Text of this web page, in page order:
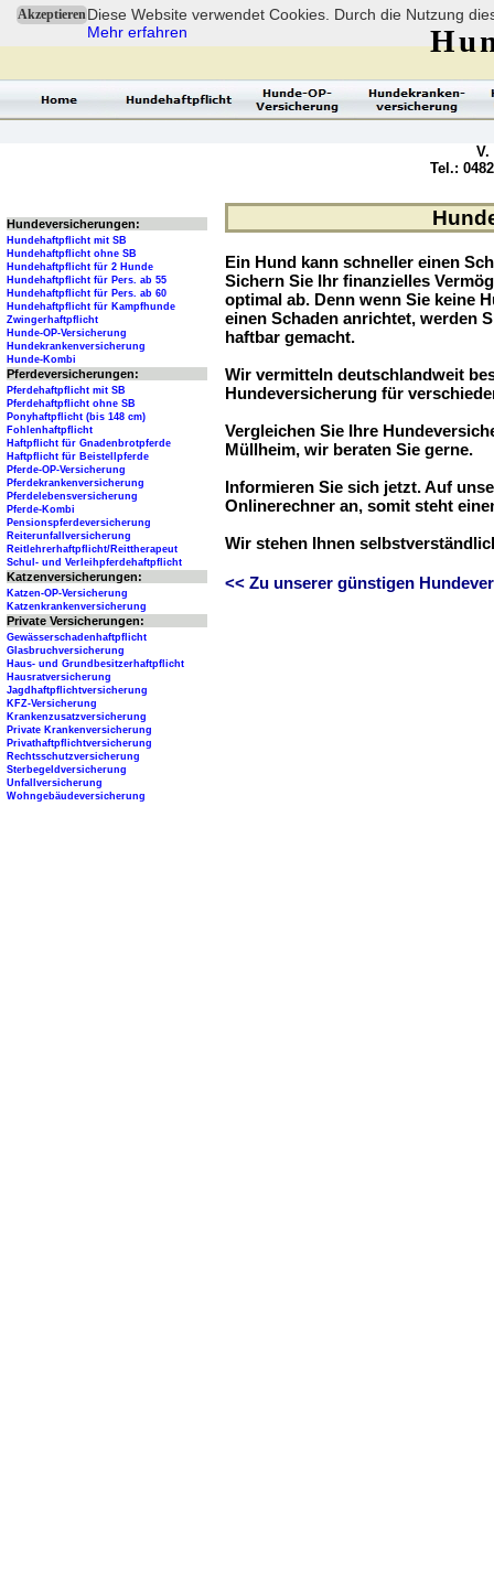
AkzeptierenDiese Website verwendet Cookies. Durch die Nutzung
Mehr erfahren
Ein Hund kann schneller einen
Sichern Sie Ihr finanzielles
optimal ab. Denn wenn Sie keine
einen Schaden anrichtet, werden
haftbar gemacht.
Wir vermitteln deutschlandweit
Hundeversicherung für
Vergleichen Sie Ihre
Müllheim, wir beraten Sie gerne.
Informieren Sie sich jetzt. Auf
Onlinerechner an, somit steht
Wir stehen Ihnen
<< Zu unserer günstigen
V.
Tel.:
Hundeversicherungen:
Hundehaftpflicht mit SB
Hundehaftpflicht ohne SB
Hundehaftpflicht für 2 Hunde
Hundehaftpflicht für Pers. ab 55
Hundehaftpflicht für Pers. ab 60
Hundehaftpflicht für Kampfhunde
Zwingerhaftpflicht
Hunde-OP-Versicherung
Hundekrankenversicherung
Hunde-Kombi
Pferdeversicherungen:
Pferdehaftpflicht mit SB
Pferdehaftpflicht ohne SB
Ponyhaftpflicht (bis 148 cm)
Fohlenhaftpflicht
Haftpflicht für Gnadenbrotpferde
Haftpflicht für Beistellpferde
Pferde-OP-Versicherung
Pferdekrankenversicherung
Pferdelebensversicherung
Pferde-Kombi
Pensionspferdeversicherung
Reiterunfallversicherung
Reitlehrerhaftpflicht/Reittherapeut
Schul- und Verleihpferdehaftpflicht
Katzenversicherungen:
Katzen-OP-Versicherung
Katzenkrankenversicherung
Private Versicherungen:
Gewässerschadenhaftpflicht
Glasbruchversicherung
Haus- und Grundbesitzerhaftpflicht
Hausratversicherung
Jagdhaftpflichtversicherung
KFZ-Versicherung
Krankenzusatzversicherung
Private Krankenversicherung
Privathaftpflichtversicherung
Rechtsschutzversicherung
Sterbegeldversicherung
Unfallversicherung
Wohngebäudeversicherung